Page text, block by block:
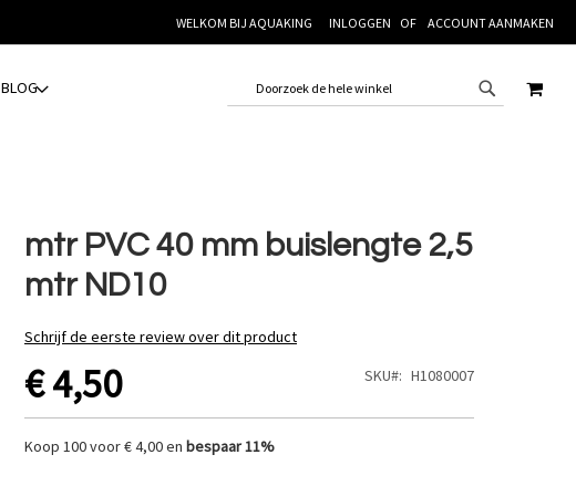
WELKOM BIJ AQUAKING INLOGGEN ACCOUNT AANMAKEN
BLOG
mtr PVC 40 mm buislengte 2,5
mtr ND10
Schrijf de eerste review over dit product
€ 4,50 SKU H1080007
Koop 100 voor€ 4,00en bespaar11%